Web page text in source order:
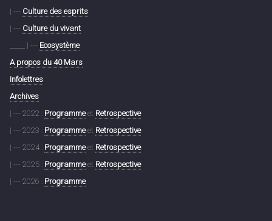
| --- Culture des esprits
| --- Culture du vivant
_____ | --- Ecosystème
A propos du 40 Mars
Infolettres
Archives
| --- 2022 : Programmeet Retrospective
| --- 2023 : Programmeet Retrospective
| --- 2024 : Programmeet Retrospective
| --- 2025 : Programmeet Retrospective
| --- 2026 : Programme